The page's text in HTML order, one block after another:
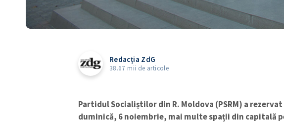
Redacția ZdG
38.67 mii de articole
Partidul Socialiștilor din R. Moldova (PSRM) a
duminică, 6 noiembrie, mai multe spații din capitală